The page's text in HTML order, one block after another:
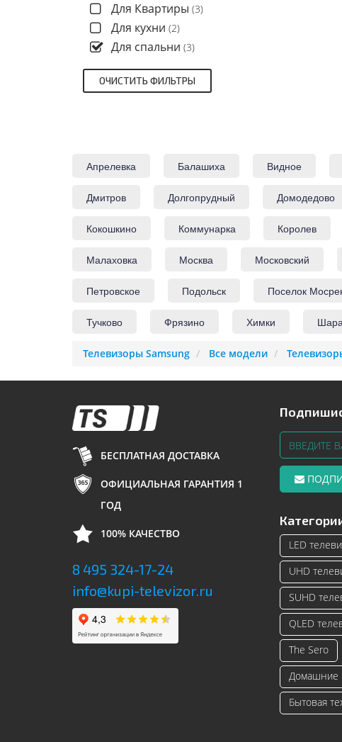
Для Квартиры (3)
Для кухни (2)
Для спальни (3)
Апрелевка Балашиха Видное
Дмитров Долгопрудный Домодедово
Кокошкино Коммунарка Королев
Малаховка Москва Московский
Петровское Подольск Поселок
Тучково Фрязино Химки
Телевизоры Samsung Все модели
БЕСПЛАТНАЯ ДОСТАВКА
ОФИЦИАЛЬНАЯ ГАРАНТИЯ 1
ГОД
100% КАЧЕСТВО
8 495 324-17-24
info@kupi-televizor.ru
LED
UHD
SUHD
QLED
The Sero
Домашние
Бытовая